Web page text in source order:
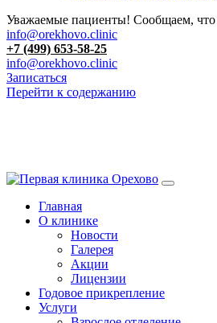
Уважаемые пациенты! Сообщаем,
info@orekhovo.clinic
+7 (499) 653-58-25
info@orekhovo.clinic
Записаться
Перейти к содержанию
Главная
О клинике
Новости
Галерея
Акции
Лицензии
Годовое прикрепление
Услуги